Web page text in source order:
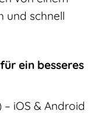
und schnell
ein besseres
iOS & Android